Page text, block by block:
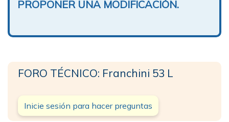
PROPONER UNA MODIFICACIÓN.
FORO TÉCNICO: Franchini 53 L
Inicie sesión para hacer preguntas